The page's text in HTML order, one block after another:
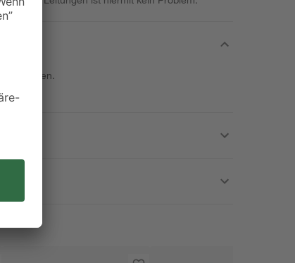
anrufen.